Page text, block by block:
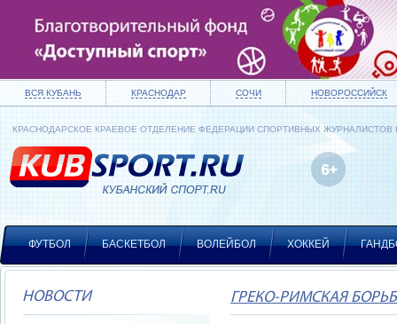
ВСЯ КУБАНЬ КРАСНОДАР СОЧИ НОВОРОССИЙСК
КРАСНОДАРСКОЕ КРАЕВОЕ ОТДЕЛЕНИЕ ФЕДЕРАЦИИ СПОРТИВНЫХ ЖУРНАЛИСТОВ
ФУТБОЛ БАСКЕТБОЛ ВОЛЕЙБОЛ ХОККЕЙ
НОВОСТИ ГРЕКО-РИМСКАЯ